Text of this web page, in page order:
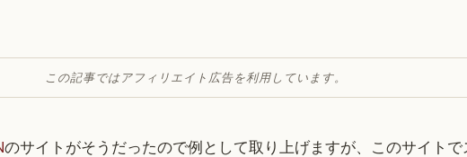
この記事ではアフィリエイト広告を利用しています。
のサイトがそうだったので例として取り上げますが、このサイトで